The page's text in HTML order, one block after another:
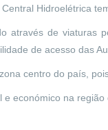
Hidroelétrica
através de viaturas
de acesso das
centro do país,
económico na